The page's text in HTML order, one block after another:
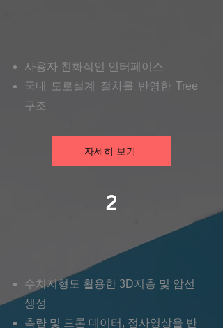
사용자 친화적인 인터페이스
​국내 도로설계 절차를 반영한 Tree
구조
자세히 보기
2
수치지형도 활용한 3D지층 및 암선
생성
​측량 및 드론 데이터, 정사영상을 반